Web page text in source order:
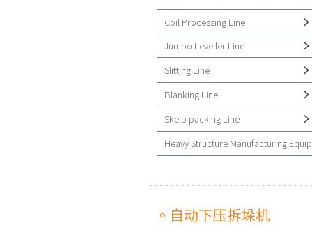
Coil Processing Line
Jumbo Leveller Line
Slitting Line
Blanking Line
Skelp packing Line
Heavy Structure Manufacturing